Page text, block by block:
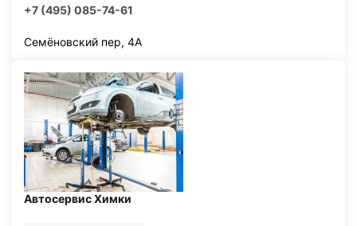
+7 (495) 085-74-61
Семёновский пер, 4А
Автосервис Химки